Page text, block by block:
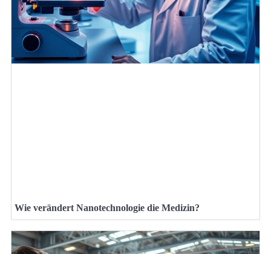
Wie verändert Nanotechnologie die Medizin?